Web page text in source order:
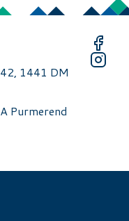
1441 DM
Purmerend